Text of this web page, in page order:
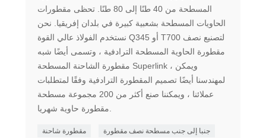
المسطحة من 40 طنًا إلى 80 طنًا. تحظى مقطورات
الحاويات المسطحة بشعبية كبيرة في بلدان إفريقيا. نحن
نستخدم الفولاذ عالي القوة Q345 أو T700 لتصنيع نصف
مقطورة الحاوية المسطحة الترادفية ، وتسمى أيضًا شبه
مقطورة الشاحنة المسطحة Superlink ، ويمكن
لمهندسنا أيضًا تصميم المقطورة الترادفية وفقًا لمتطلبات
عملائنا ، ويمكننا صنع أكثر من 200 مجموعة مسطحة
مقطورة شاحنة جنبا إلى جنب مسطحة نصف مقطورة